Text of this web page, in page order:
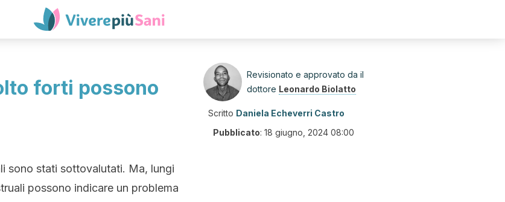
forti possono
sono stati sottovalutati. Ma, lungi
possono indicare un problema
Revisionato e approvato da il
dottore Leonardo Biolatto
Scritto Daniela Echeverri Castro
Pubblicato: 18 giugno, 2024 08:00